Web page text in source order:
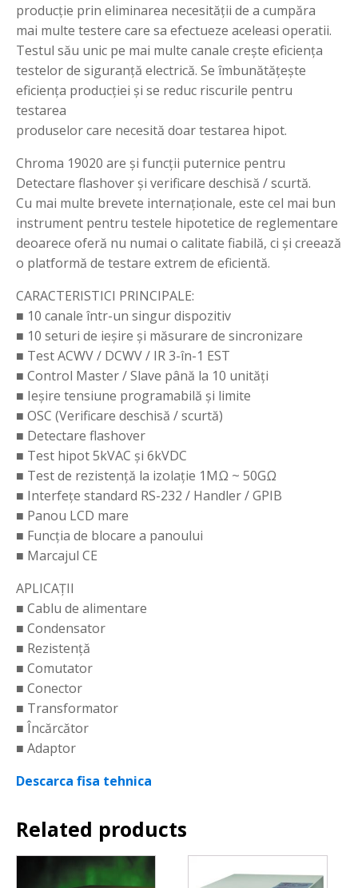
producție prin eliminarea necesității de a cumpăra
mai multe testere care sa efectueze aceleasi operatii.
Testul său unic pe mai multe canale crește eficiența
testelor de siguranță electrică. Se îmbunătățește
eficiența producției și se reduc riscurile pentru
testarea
produselor care necesită doar testarea hipot.
Chroma 19020 are și funcții puternice pentru
Detectare flashover și verificare deschisă / scurtă.
Cu mai multe brevete internaționale, este cel mai bun
instrument pentru testele hipotetice de reglementare
deoarece oferă nu numai o calitate fiabilă, ci și creează
o platformă de testare extrem de eficientă.
CARACTERISTICI PRINCIPALE:
■ 10 canale într-un singur dispozitiv
■ 10 seturi de ieșire și măsurare de sincronizare
■ Test ACWV / DCWV / IR 3-în-1 EST
■ Control Master / Slave până la 10 unități
■ Ieșire tensiune programabilă și limite
■ OSC (Verificare deschisă / scurtă)
■ Detectare flashover
■ Test hipot 5kVAC și 6kVDC
■ Test de rezistență la izolație 1MΩ ~ 50GΩ
■ Interfețe standard RS-232 / Handler / GPIB
■ Panou LCD mare
■ Funcția de blocare a panoului
■ Marcajul CE
APLICAȚII
■ Cablu de alimentare
■ Condensator
■ Rezistență
■ Comutator
■ Conector
■ Transformator
■ Încărcător
■ Adaptor
Descarca fisa tehnica
Related products